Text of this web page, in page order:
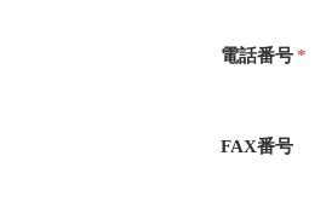
電話番号*
FAX番号